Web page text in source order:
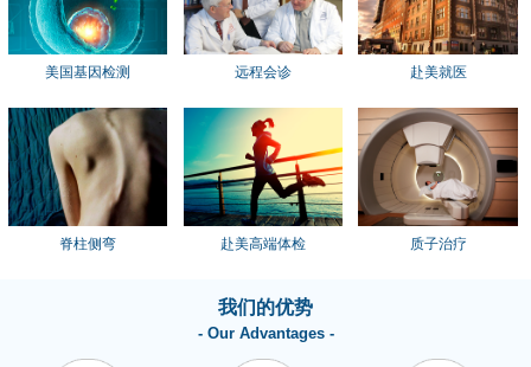
美国基因检测 远程会诊 赴美就医
脊柱侧弯 赴美高端体检 质子治疗
我们的优势
- Our Advantages -